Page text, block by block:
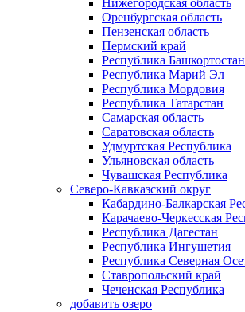
Нижегородская область
Оренбургская область
Пензенская область
Пермский край
Республика Башкортостан
Республика Марий Эл
Республика Мордовия
Республика Татарстан
Самарская область
Саратовская область
Удмуртская Республика
Ульяновская область
Чувашская Республика
Северо-Кавказский округ
Кабардино-Балкарская
Карачаево-Черкесская
Республика Дагестан
Республика Ингушетия
Республика Северная
Ставропольский край
Чеченская Республика
добавить озеро